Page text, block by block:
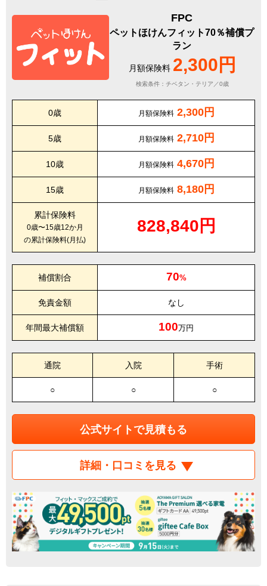
FPC
ペットほけんフィット70％補償プ
ラン
月額保険料 2,300円
検索条件：チベタン・テリア／0歳
0歳 月額保険料 2,300円
5歳 月額保険料 2,710円
10歳 月額保険料 4,670円
15歳 月額保険料 8,180円
累計保険料
0歳〜15歳12か月
の累計保険料(月払)
828,840円
補償割合 70%
免責金額 なし
年間最大補償額 100万円
通院 入院 手術
○ ○ ○
公式サイトで見積もる
詳細・口コミを見る